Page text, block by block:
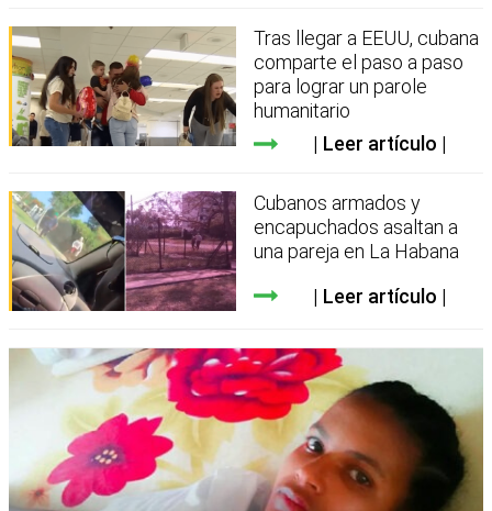
Tras llegar a EEUU, cubana
comparte el paso a paso
para lograr un parole
humanitario
Leer artículo
Cubanos armados y
encapuchados asaltan a
una pareja en La Habana
Leer artículo